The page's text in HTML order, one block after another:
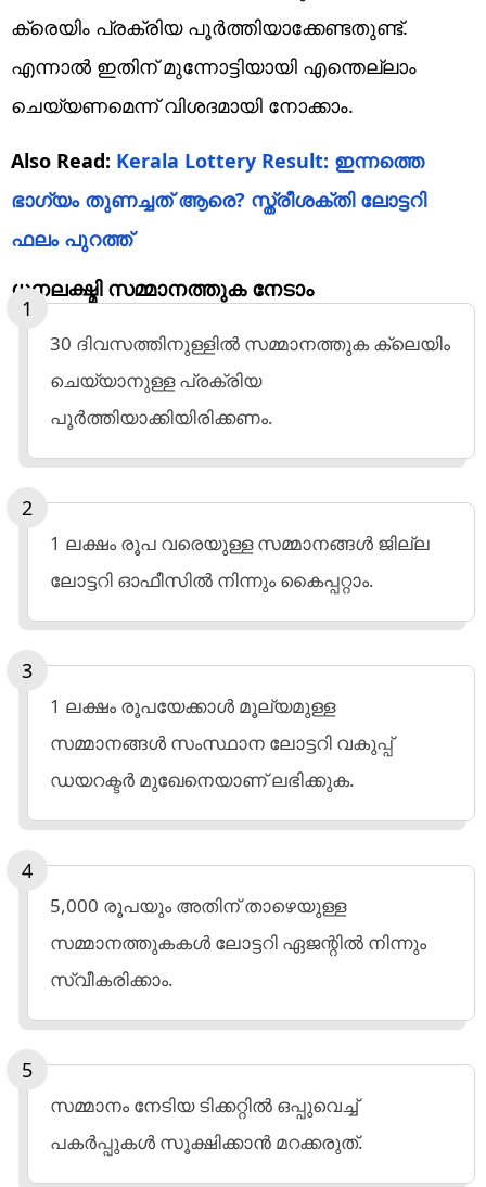
ക്രെയിം പ്രക്രിയ പൂര്‍ത്തിയാക്കേണ്ടതുണ്ട്.
എന്നാല്‍ ഇതിന് മുന്നോട്ടിയായി എന്തെല്ലാം
ചെയ്യണമെന്ന് വിശദമായി നോക്കാം.
Also Read: Kerala Lottery Result: ഇന്നത്തെ
ഭാഗ്യം തുണച്ചത് ആരെ? സ്ത്രീശക്തി ലോട്ടറി
ഫലം പുറത്ത്‌
ധനലക്ഷ്മി സമ്മാനത്തുക നേടാം
30 ദിവസത്തിനുള്ളില്‍ സമ്മാനത്തുക ക്ലെയിം
ചെയ്യാനുള്ള പ്രക്രിയ
പൂര്‍ത്തിയാക്കിയിരിക്കണം.
1 ലക്ഷം രൂപ വരെയുള്ള സമ്മാനങ്ങള്‍ ജില്ല
ലോട്ടറി ഓഫീസില്‍ നിന്നും കൈപ്പറ്റാം.
1 ലക്ഷം രൂപയേക്കാള്‍ മൂല്യമുള്ള
സമ്മാനങ്ങള്‍ സംസ്ഥാന ലോട്ടറി വകുപ്പ്
ഡയറക്ടര്‍ മുഖേനെയാണ് ലഭിക്കുക.
5,000 രൂപയും അതിന് താഴെയുള്ള
സമ്മാനത്തുകകള്‍ ലോട്ടറി ഏജന്റില്‍ നിന്നും
സ്വീകരിക്കാം.
സമ്മാനം നേടിയ ടിക്കറ്റില്‍ ഒപ്പുവെച്ച്
പകര്‍പ്പുകള്‍ സൂക്ഷിക്കാന്‍ മറക്കരുത്.